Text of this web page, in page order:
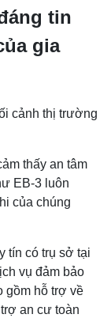
tin
gia
cảnh thị trường
thấy an tâm
EB-3 luôn
của chúng
tín có trụ sở tại
vụ đảm bảo
gồm hỗ trợ về
an cư toàn